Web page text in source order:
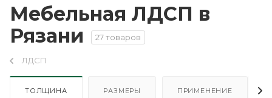
Мебельная ЛДСП в
Рязани
27 товаров
ЛДСП
ТОЛЩИНА РАЗМЕРЫ ПРИМЕНЕНИЕ